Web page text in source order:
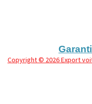
Copyright© 2026 Export